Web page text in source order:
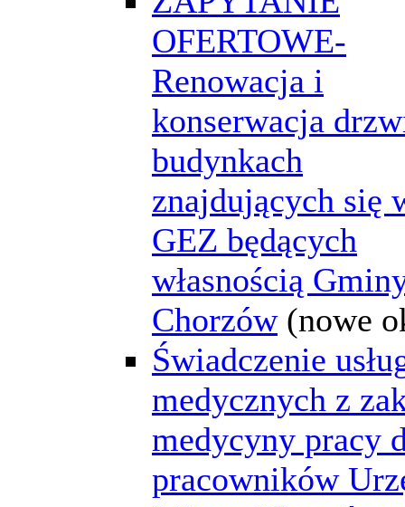
OFERTOWE-
Renowacja i
konserwacja
budynkach
znajdujących się
GEZ będących
własnością
Chorzów (nowe
Świadczenie
medycznych z
medycyny pracy
pracowników